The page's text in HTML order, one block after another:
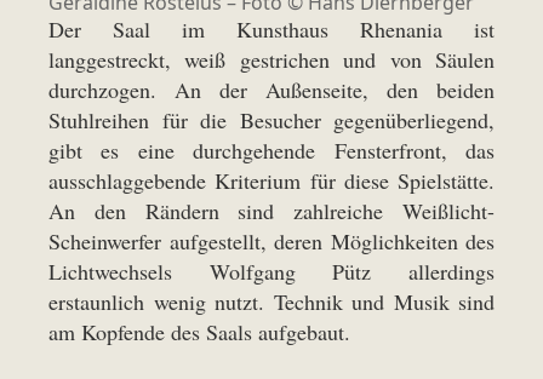
Der Saal im Kunsthaus Rhenania ist
langgestreckt, weiß gestrichen und von Säulen
durchzogen. An der Außenseite, den beiden
Stuhlreihen für die Besucher gegenüberliegend,
gibt es eine durchgehende Fensterfront, das
ausschlaggebende Kriterium für diese Spielstätte.
An den Rändern sind zahlreiche Weißlicht-
Scheinwerfer aufgestellt, deren Möglichkeiten des
Lichtwechsels Wolfgang Pütz allerdings
erstaunlich wenig nutzt. Technik und Musik sind
am Kopfende des Saals aufgebaut.